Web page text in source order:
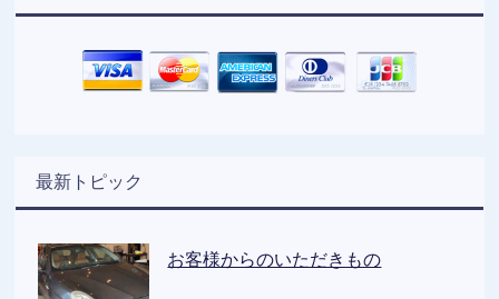
最新トピック
お客様からのいただきもの